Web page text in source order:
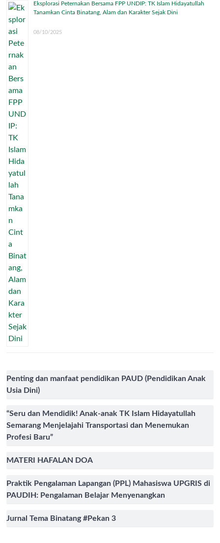
Eksplorasi Peternakan Bersama FPP UNDIP: TK Islam Hidayatullah
Tanamkan Cinta Binatang, Alam dan Karakter Sejak Dini
08/10/2025
Penting dan manfaat pendidikan PAUD (Pendidikan Anak
Usia Dini)
“Seru dan Mendidik! Anak-anak TK Islam Hidayatullah
Semarang Menjelajahi Transportasi dan Menemukan
Profesi Baru”
MATERI HAFALAN DOA
Praktik Pengalaman Lapangan (PPL) Mahasiswa UPGRIS di
PAUDIH: Pengalaman Belajar Menyenangkan
Jurnal Tema Binatang #Pekan 3